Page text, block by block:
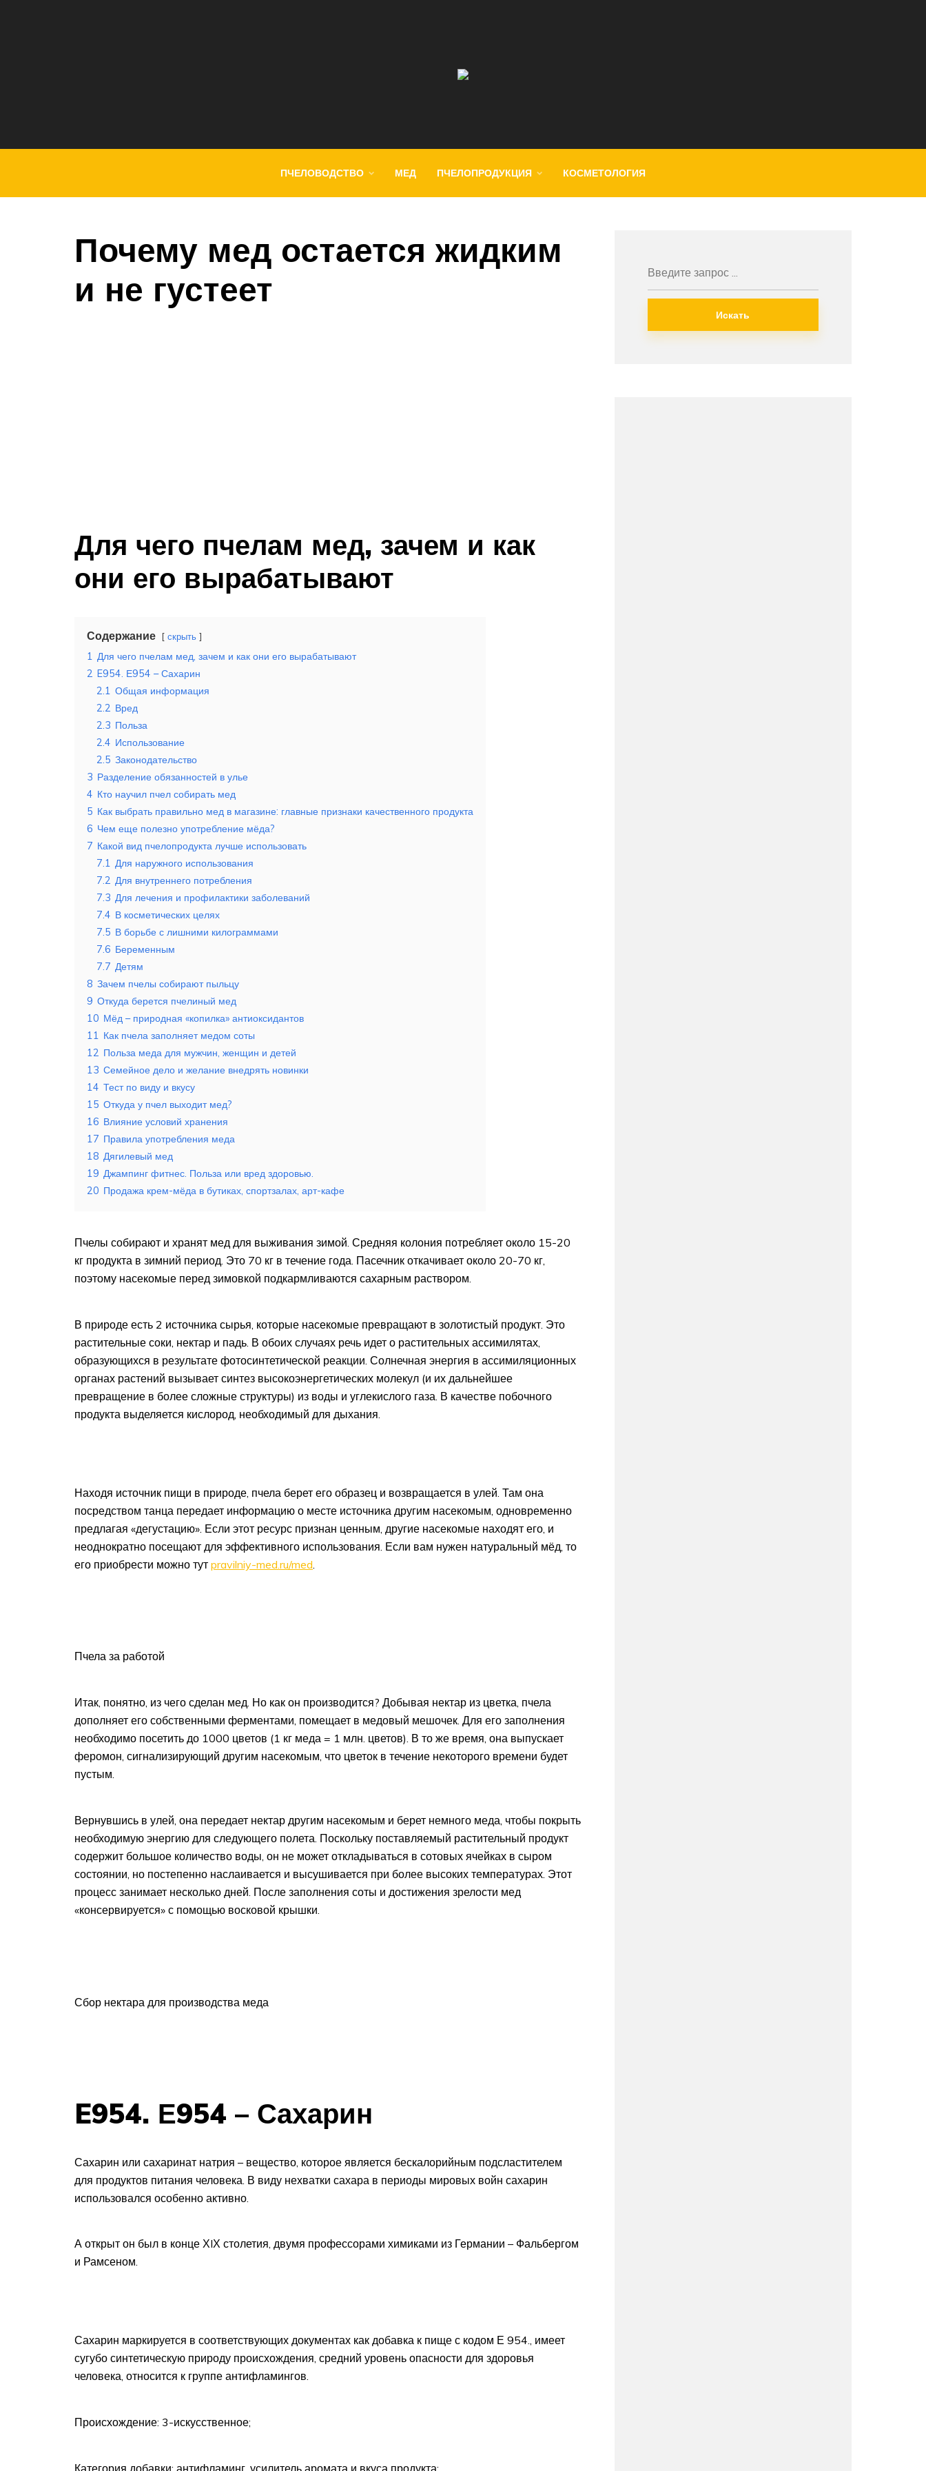
ПЧЕЛОВОДСТВО МЕД ПЧЕЛОПРОДУКЦИЯ КОСМЕТОЛОГИЯ
Почему мед остается жидким
и не густеет
Для чего пчелам мед, зачем и как
они его вырабатывают
Содержание скрыть
1 Для чего пчелам мед, зачем и как они его вырабатывают
2 E954. Е954 – Сахарин
2.1 Общая информация
2.2 Вред
2.3 Польза
2.4 Использование
2.5 Законодательство
3 Разделение обязанностей в улье
4 Кто научил пчел собирать мед
5 Как выбрать правильно мед в магазине: главные признаки качественного продукта
6 Чем еще полезно употребление мёда?
7 Какой вид пчелопродукта лучше использовать
7.1 Для наружного использования
7.2 Для внутреннего потребления
7.3 Для лечения и профилактики заболеваний
7.4 В косметических целях
7.5 В борьбе с лишними килограммами
7.6 Беременным
7.7 Детям
8 Зачем пчелы собирают пыльцу
9 Откуда берется пчелиный мед
10 Мёд – природная «копилка» антиоксидантов
11 Как пчела заполняет медом соты
12 Польза меда для мужчин, женщин и детей
13 Семейное дело и желание внедрять новинки
14 Тест по виду и вкусу
15 Откуда у пчел выходит мед?
16 Влияние условий хранения
17 Правила употребления меда
18 Дягилевый мед
19 Джампинг фитнес. Польза или вред здоровью.
20 Продажа крем-мёда в бутиках, спортзалах, арт-кафе
Пчелы собирают и хранят мед для выживания зимой. Средняя колония потребляет около 15-20
кг продукта в зимний период. Это 70 кг в течение года. Пасечник откачивает около 20-70 кг,
поэтому насекомые перед зимовкой подкармливаются сахарным раствором.
В природе есть 2 источника сырья, которые насекомые превращают в золотистый продукт. Это
растительные соки, нектар и падь. В обоих случаях речь идет о растительных ассимилятах,
образующихся в результате фотосинтетической реакции. Солнечная энергия в ассимиляционных
органах растений вызывает синтез высокоэнергетических молекул (и их дальнейшее
превращение в более сложные структуры) из воды и углекислого газа. В качестве побочного
продукта выделяется кислород, необходимый для дыхания.
Находя источник пищи в природе, пчела берет его образец и возвращается в улей. Там она
посредством танца передает информацию о месте источника другим насекомым, одновременно
предлагая «дегустацию». Если этот ресурс признан ценным, другие насекомые находят его, и
неоднократно посещают для эффективного использования. Если вам нужен натуральный мёд, то
его приобрести можно тут pravilniy-med.ru/med
Пчела за работой
Итак, понятно, из чего сделан мед. Но как он производится? Добывая нектар из цветка, пчела
дополняет его собственными ферментами, помещает в медовый мешочек. Для его заполнения
необходимо посетить до 1000 цветов (1 кг меда = 1 млн. цветов). В то же время, она выпускает
феромон, сигнализирующий другим насекомым, что цветок в течение некоторого времени будет
пустым.
Вернувшись в улей, она передает нектар другим насекомым и берет немного меда, чтобы покрыть
необходимую энергию для следующего полета. Поскольку поставляемый растительный продукт
содержит большое количество воды, он не может откладываться в сотовых ячейках в сыром
состоянии, но постепенно наслаивается и высушивается при более высоких температурах. Этот
процесс занимает несколько дней. После заполнения соты и достижения зрелости мед
«консервируется» с помощью восковой крышки.
Сбор нектара для производства меда
E954. Е954 – Сахарин
Сахарин или сахаринат натрия – вещество, которое является бескалорийным подсластителем
для продуктов питания человека. В виду нехватки сахара в периоды мировых войн сахарин
использовался особенно активно.
А открыт он был в конце ХIХ столетия, двумя профессорами химиками из Германии – Фальбергом
и Рамсеном.
Сахарин маркируется в соответствующих документах как добавка к пище с кодом Е 954., имеет
сугубо синтетическую природу происхождения, средний уровень опасности для здоровья
человека, относится к группе антифламингов.
Происхождение: 3-искусственное;
Категория добавки: антифламинг, усилитель аромата и вкуса продукта;
Искать